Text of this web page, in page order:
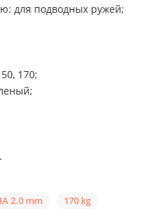
для подводных ружей;
170;
2.0 mm
170 kg